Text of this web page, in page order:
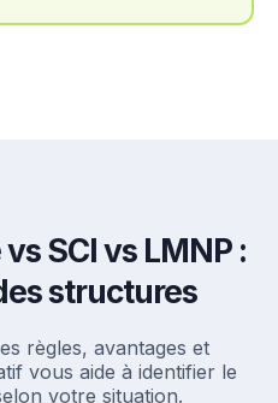
SCI vs LMNP :
structures
règles, avantages et
vous aide à identifier le
votre situation.